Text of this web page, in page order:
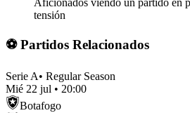
tensión
⚽ Partidos Relacionados
Serie A• Regular Season
Mié 22 jul • 20:00
Botafogo